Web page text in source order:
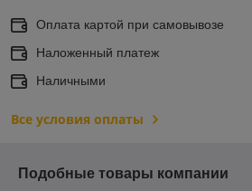
Оплата картой при самовывозе
Наложенный платеж
Наличными
Все условия оплаты
Подобные товары компании